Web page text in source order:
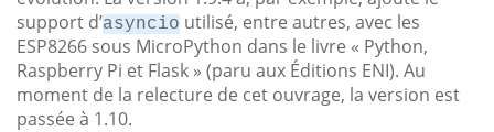
support d’asyncio utilisé, entre autres, avec les
ESP8266 sous MicroPython dans le livre « Python,
Raspberry Pi et Flask » (paru aux Éditions ENI). Au
moment de la relecture de cet ouvrage, la version est
passée à 1.10.